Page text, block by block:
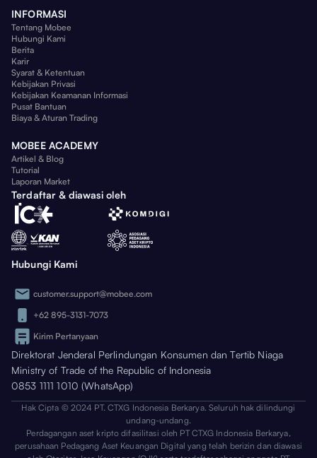
INFORMASI
Tentang Mobee
Hubungi Kami
Berita
Karir
Syarat & Ketentuan
Kebijakan Privasi
Kebijakan Keamanan Informasi
Pusat Bantuan
Biaya & Aturan Trading
MOBEE ACADEMY
Artikel & Blog
Tutorial
Laporan Market
Terdaftar & diawasi oleh
Hubungi Kami
customer.support@mobee.com
+62 895-3131-7073
Kirim Pertanyaan
Direktorat Jenderal Perlindungan Konsumen dan Tertib Niaga
Ministry of Trade of the Republic of Indonesia
0853 1111 1010 (WhatsApp)
Hak Cipta © 2024 PT. CTXG Indonesia Berkarya. Seluruh hak dilindungi
undang-undang.
Perdagangan aset kripto difasilitasi oleh PT CTXG Indonesia Berkarya,
perusahaan Pedagang Aset Keuangan Digital yang telah berizin dan diawasi